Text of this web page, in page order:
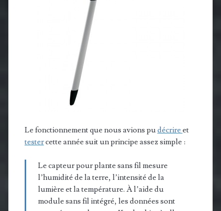
Le fonctionnement que nous avions pudécrire et
testercette année suit un principe assez simple :
Le capteur pour plante sans fil mesure
l’humidité de la terre, l’intensité de la
lumière et la température. À l’aide du
module sans fil intégré, les données sont